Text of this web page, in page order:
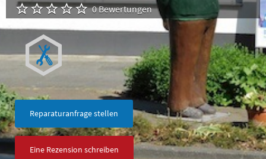
0 Bewertungen
Reparaturanfrage stellen
Eine Rezension schreiben